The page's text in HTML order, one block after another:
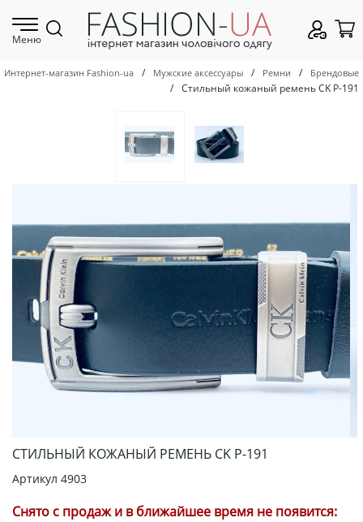
Меню
Интернет-магазин Fashion-ua / Мужские аксессуары / Ремни / Брендовые
/ Стильный кожаный ремень CK Р-191
СТИЛЬНЫЙ КОЖАНЫЙ РЕМЕНЬ CK Р-191
Артикул 4903
Снято с продаж и в ближайшее время не появится: